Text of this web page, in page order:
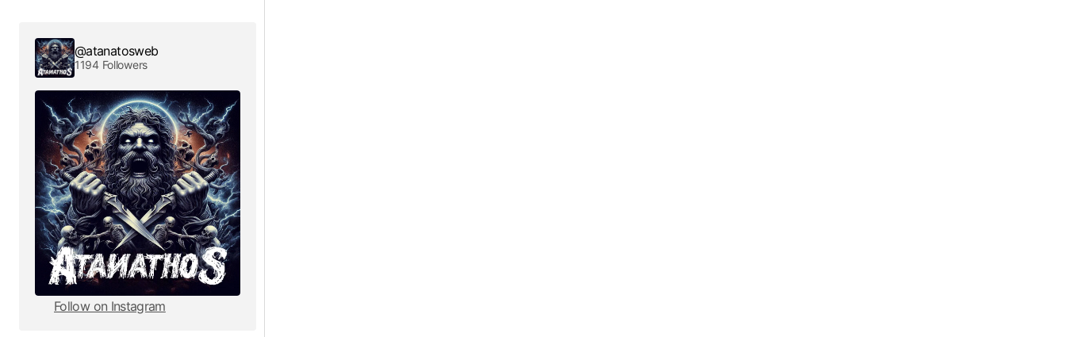
@atanatosweb
1194 Followers
Follow on Instagram